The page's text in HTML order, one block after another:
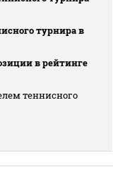
турнира в
в рейтинге
теннисного